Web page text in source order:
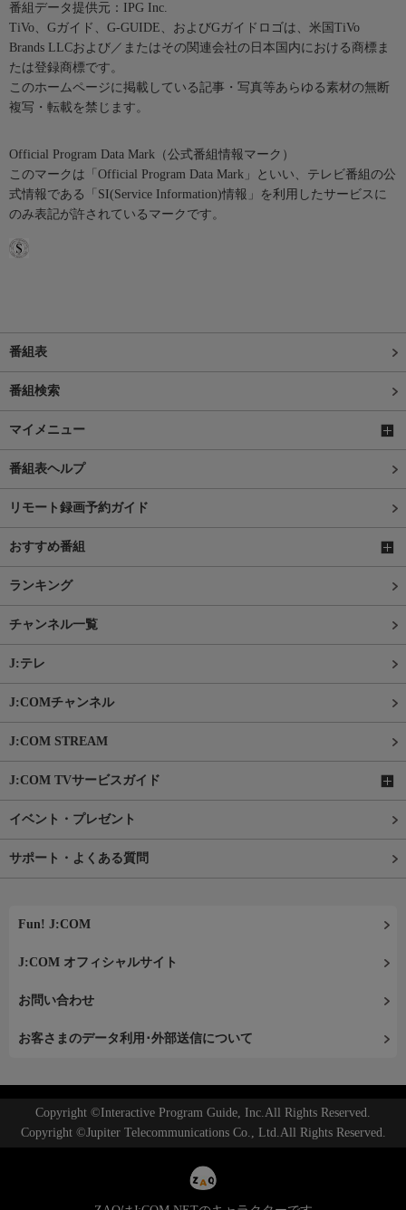
番組データ提供元：IPG Inc.
TiVo、Gガイド、G-GUIDE、およびGガイドロゴは、米国TiVo
Brands LLCおよび／またはその関連会社の日本国内における商標ま
たは登録商標です。
このホームページに掲載している記事・写真等あらゆる素材の無断
複写・転載を禁じます。
Official Program Data Mark（公式番組情報マーク）
このマークは「Official Program Data Mark」といい、テレビ番組の公
式情報である「SI(Service Information)情報」を利用したサービスに
のみ表記が許されているマークです。
番組表
番組検索
マイメニュー
番組表ヘルプ
リモート録画予約ガイド
おすすめ番組
ランキング
チャンネル一覧
J:テレ
J:COMチャンネル
J:COM STREAM
J:COM TVサービスガイド
イベント・プレゼント
サポート・よくある質問
Fun! J:COM
J:COM オフィシャルサイト
お問い合わせ
お客さまのデータ利用･外部送信について
Copyright ©Interactive Program Guide, Inc.All Rights Reserved.
Copyright ©Jupiter Telecommunications Co., Ltd.All Rights Reserved.